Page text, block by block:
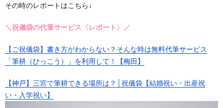
その時のレポートはこちら↓
＼祝儀袋の代筆サービス〈レポート〉／
【ご祝儀袋】書き方がわからない？そんな時は無料代筆サービス
「筆耕（ひっこう）」を利用して！【梅田】
【神戸】三宮で筆耕できる場所は？│祝儀袋【結婚祝い・出産祝
い・入学祝い】